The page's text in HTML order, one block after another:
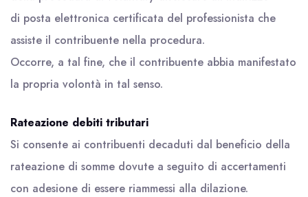
di posta elettronica certificata del professionista che
assiste il contribuente nella procedura.
Occorre, a tal fine, che il contribuente abbia manifestato
la propria volontà in tal senso.
Rateazione debiti tributari
Si consente ai contribuenti decaduti dal beneficio della
rateazione di somme dovute a seguito di accertamenti
con adesione di essere riammessi alla dilazione.